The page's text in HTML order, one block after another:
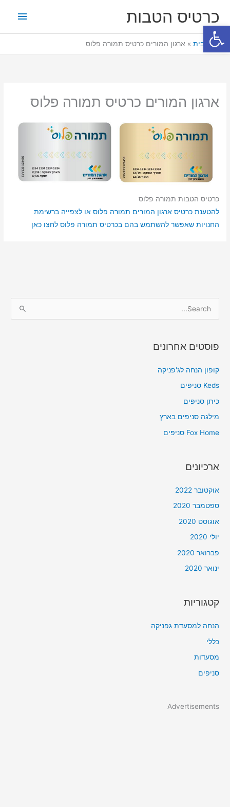
פתח סרגל נגישות
לתוכןכרטיס הטבות
ראשי
דף הבית ארגון המורים כרטיס תמורה פלוס
ארגון המורים כרטיס תמורה פלוס
כרטיס הטבות תמורה פלוס
להטענת כרטיס ארגון המורים תמורה פלוס או לצפייה ברשימת
החנויות שאפשר להשתמש בהם בכרטיס תמורה פלוס לחצו כאן
r
r
:
פוסטים אחרונים
קופון הנחה לג'פניקה
Keds סניפים
כיתן סניפים
מילגה סניפים בארץ
Fox Home סניפים
ארכיונים
אוקטובר 2022
ספטמבר 2020
אוגוסט 2020
יולי 2020
פברואר 2020
ינואר 2020
קטגוריות
הנחה למסעדת גפניקה
כללי
מסעדות
סניפים
Advertisements